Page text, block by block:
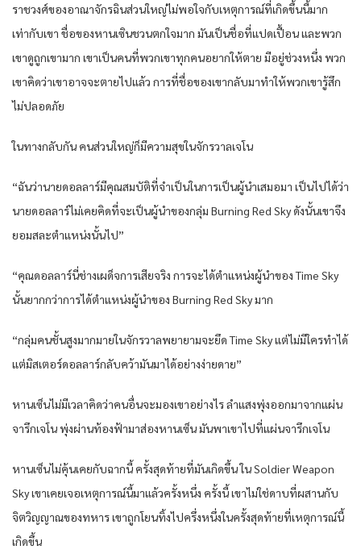
ราชวงศ์ของอาณาจักรฉินส่วนใหญ่ไม่พอใจกับเหตุการณ์ที่เกิดขึ้นนี้มาก
เท่ากับเขา ชื่อของหานเซินชวนตกใจมาก มันเป็นชื่อที่แปดเปื้อน และพวก
เขาดูถูกเขามาก เขาเป็นคนที่พวกเขาทุกคนอยากให้ตาย มีอยู่ช่วงหนึ่ง พวก
เขาคิดว่าเขาอาจจะตายไปแล้ว การที่ชื่อของเขากลับมาทำให้พวกเขารู้สึก
ไม่ปลอดภัย
ในทางกลับกัน คนส่วนใหญ่ก็มีความสุขในจักรวาลเจโน
“ฉันว่านายดอลลาร์มีคุณสมบัติที่จำเป็นในการเป็นผู้นำเสมอมา เป็นไปได้ว่า
นายดอลลาร์ไม่เคยคิดที่จะเป็นผู้นำของกลุ่ม Burning Red Sky ดังนั้นเขาจึง
ยอมสละตำแหน่งนั้นไป”
“คุณดอลลาร์นี่ช่างเผด็จการเสียจริง การจะได้ตำแหน่งผู้นำของ Time Sky
นั้นยากกว่าการได้ตำแหน่งผู้นำของ Burning Red Sky มาก
“กลุ่มคนชั้นสูงมากมายในจักรวาลพยายามจะยึด Time Sky แต่ไม่มีใครทำได้
แต่มิสเตอร์ดอลลาร์กลับคว้ามันมาได้อย่างง่ายดาย”
หานเซ็นไม่มีเวลาคิดว่าคนอื่นจะมองเขาอย่างไร ลำแสงพุ่งออกมาจากแผ่น
จารึกเจโน พุ่งผ่านท้องฟ้ามาส่องหานเซ็น มันพาเขาไปที่แผ่นจารึกเจโน
หานเซ็นไม่คุ้นเคยกับฉากนี้ ครั้งสุดท้ายที่มันเกิดขึ้น ใน Soldier Weapon
Sky เขาเคยเจอเหตุการณ์นี้มาแล้วครั้งหนึ่ง ครั้งนี้ เขาไม่ใช่ดาบที่ผสานกับ
จิตวิญญาณของทหาร เขาถูกโยนทิ้งไปครึ่งหนึ่งในครั้งสุดท้ายที่เหตุการณ์นี้
เกิดขึ้น